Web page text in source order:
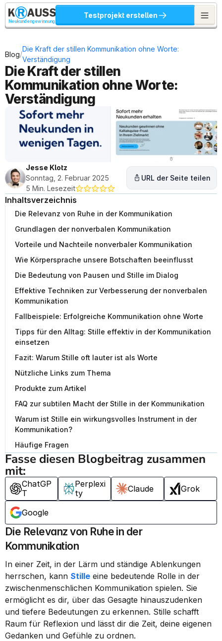
Neukundengewinnung
Testprojekt erstellen
Blog/
Die Kraft der stillen Kommunikation ohne Worte:
Verständigung
Die Kraft der stillen
Kommunikation ohne Worte:
Verständigung
Jesse Klotz
Sonntag, 2. Februar 2025
5 Min. Lesezeit
URL der Seite teilen
Inhaltsverzeichnis
Die Relevanz von Ruhe in der Kommunikation
Grundlagen der nonverbalen Kommunikation
Vorteile und Nachteile nonverbaler Kommunikation
Wie Körpersprache unsere Botschaften beeinflusst
Die Bedeutung von Pausen und Stille im Dialog
Effektive Techniken zur Verbesserung der nonverbalen
Kommunikation
Fallbeispiele: Erfolgreiche Kommunikation ohne Worte
Tipps für den Alltag: Stille effektiv in der Kommunikation
einsetzen
Fazit: Warum Stille oft lauter ist als Worte
Nützliche Links zum Thema
Produkte zum Artikel
FAQ zur subtilen Macht der Stille in der Kommunikation
Warum ist Stille ein wirkungsvolles Instrument in der
Kommunikation?
Häufige Fragen
Fasse diesen Blogbeitrag zusammen
mit:
ChatGP
T
Perplexi
ty
Claude Grok
Google
Die Relevanz von Ruhe in der
Kommunikation
In einer Zeit, in der Lärm und ständige Ablenkungen
herrschen, kann Stille eine bedeutende Rolle in der
zwischenmenschlichen Kommunikation spielen. Sie
ermöglicht es dir, über das Gesagte hinauszudenken
und tiefere Bedeutungen zu erkennen. Stille schafft
Raum für Reflexion und lässt dir die Zeit, deine eigenen
Gedanken und Gefühle zu ordnen.